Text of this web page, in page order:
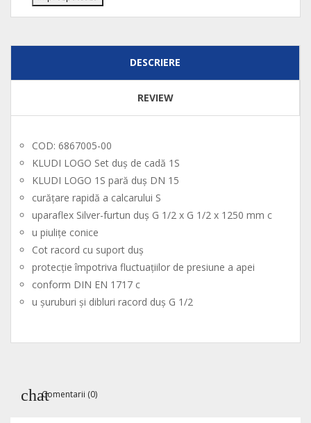
DESCRIERE
REVIEW
COD: 6867005-00
KLUDI LOGO Set duş de cadă 1S
KLUDI LOGO 1S pară duş DN 15
curăţare rapidă a calcarului S
uparaflex Silver-furtun duş G 1/2 x G 1/2 x 1250 mm c
u piuliţe conice
Cot racord cu suport duş
protecţie împotriva fluctuaţiilor de presiune a apei
conform DIN EN 1717 c
u şuruburi şi dibluri racord duş G 1/2
Comentarii (0)